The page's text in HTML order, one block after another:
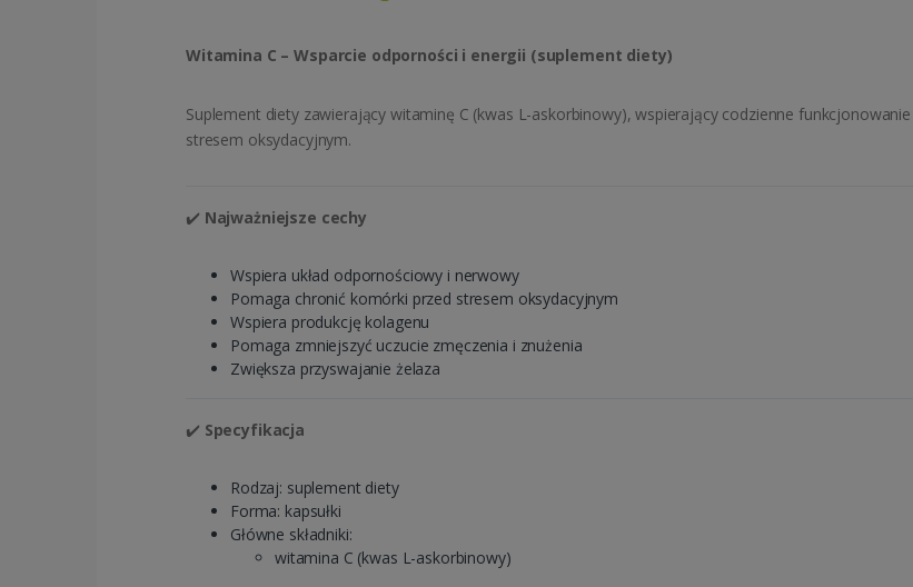
Witamina C – Wsparcie odporności i energii (suplement diety)
Suplement diety zawierający witaminę C (kwas L-askorbinowy), wspierający codzienne
stresem oksydacyjnym.
✔️ Najważniejsze cechy
Wspiera układ odpornościowy i nerwowy
Pomaga chronić komórki przed stresem oksydacyjnym
Wspiera produkcję kolagenu
Pomaga zmniejszyć uczucie zmęczenia i znużenia
Zwiększa przyswajanie żelaza
✔️ Specyfikacja
Rodzaj: suplement diety
Forma: kapsułki
Główne składniki:
witamina C (kwas L-askorbinowy)